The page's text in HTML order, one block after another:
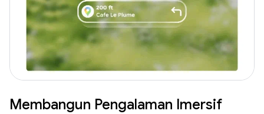
Membangun Pengalaman Imersif